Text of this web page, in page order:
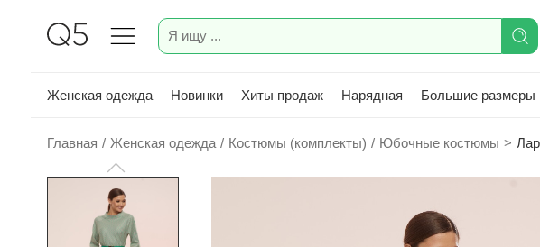
Женская одежда Новинки Хиты продаж Нарядная Большие размеры
Главная / Женская одежда / Костюмы (комплекты) / Юбочные костюмы >